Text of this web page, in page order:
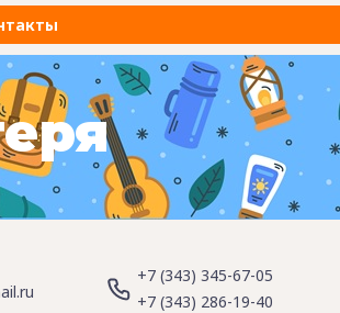
+7 (343) 345-67-05
+7 (343) 286-19-40